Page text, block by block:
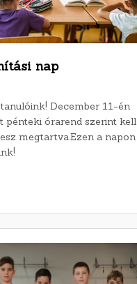
nap
December 11-én
pénteki órarend szerint kell
megtartva.Ezen a napon